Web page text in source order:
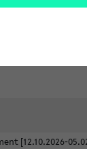
[12.10.2026-